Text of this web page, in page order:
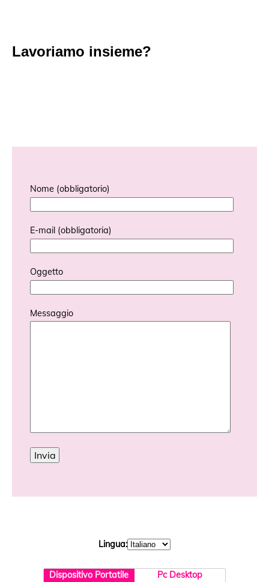
Lavoriamo insieme?
Nome (obbligatorio)
E-mail (obbligatoria)
Oggetto
Messaggio
Lingua:
Dispositivo Portatile Pc Desktop